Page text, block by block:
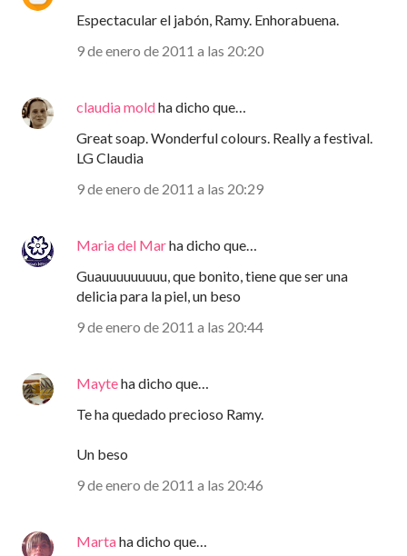
Espectacular el jabón, Ramy. Enhorabuena.
9 de enero de 2011 a las 20:20
claudia moldha dicho que…
Great soap. Wonderful colours. Really a festival.
LG Claudia
9 de enero de 2011 a las 20:29
Maria del Marha dicho que…
Guauuuuuuuuu, que bonito, tiene que ser una
delicia para la piel, un beso
9 de enero de 2011 a las 20:44
Mayteha dicho que…
Te ha quedado precioso Ramy.
Un beso
9 de enero de 2011 a las 20:46
Martaha dicho que…